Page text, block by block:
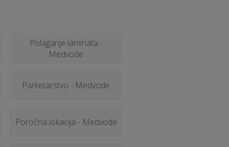
Polaganje laminata -
Medvode
Parketarstvo - Medvode
Poročna lokacija - Medvode